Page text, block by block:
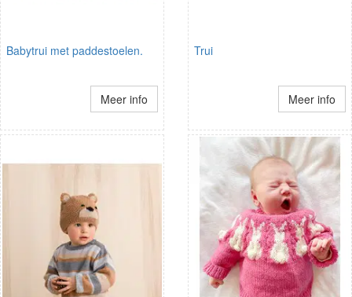
Babytrui met paddestoelen.
Meer info
Trui
Meer info